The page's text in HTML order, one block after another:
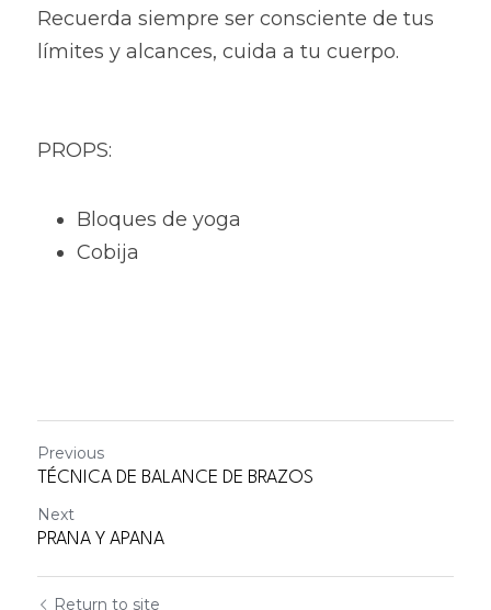
Recuerda siempre ser consciente de tus
límites y alcances, cuida a tu cuerpo.
PROPS:
Bloques de yoga
Cobija
Previous
TÉCNICA DE BALANCE DE BRAZOS
Next
PRANA Y APANA
Return to site